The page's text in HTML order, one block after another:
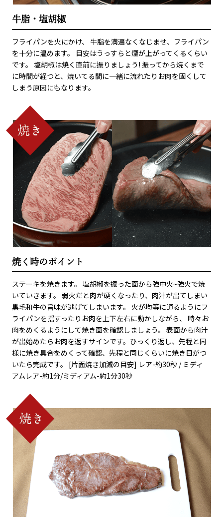
牛脂・塩胡椒
フライパンを火にかけ、 牛脂を満遍なくなじませ、フライパン
を十分に温めます。 目安はうっすらと煙が上がってくるくらい
です。 塩胡椒は焼く直前に振りましょう! 振ってから焼くまで
に時間が経つと、焼いてる間に一緒に流れたりお肉を固くして
しまう原因にもなります。
焼く時のポイント
ステーキを焼きます。 塩胡椒を振った面から強中火~強火で焼
いていきます。 弱火だと肉が硬くなったり、肉汁が出てしまい
黒毛和牛の旨味が逃げてしまいます。 火が均等に通るようにフ
ライパンを揺すったりお肉を上下左右に動かしながら、 時々お
肉をめくるようにして焼き面を確認しましょう。 表面から肉汁
が出始めたらお肉を返すサインです。ひっくり返し、先程と同
様に焼き具合をめくって確認、先程と同じくらいに焼き目がつ
いたら完成です。 [片面焼き加減の目安] レア-約30秒 / ミディ
アムレア-約1分/ミディアム-約1分30秒